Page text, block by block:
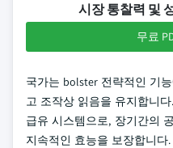
시장 통찰력 및
무료
국가는 bolster 전략적인 기
고 조작상 읽음을 유지합니
급유 시스템으로, 장기간의
지속적인 효능을 보장합니